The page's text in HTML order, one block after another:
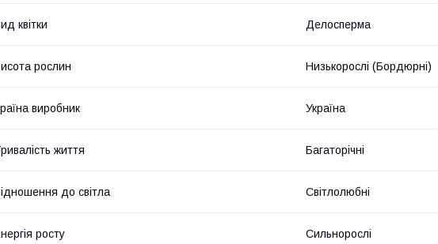
квітки Делосперма
рослин Низькорослі (Бордюрні)
виробник Україна
життя Багаторічні
до світла Світлолюбні
росту Сильнорослі